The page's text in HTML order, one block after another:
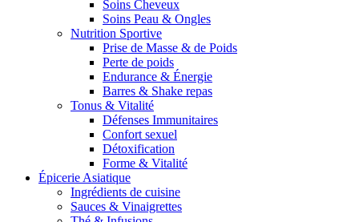
Soins Cheveux
Soins Peau & Ongles
Nutrition Sportive
Prise de Masse & de Poids
Perte de poids
Endurance & Énergie
Barres & Shake repas
Tonus & Vitalité
Défenses Immunitaires
Confort sexuel
Détoxification
Forme & Vitalité
Épicerie Asiatique
Ingrédients de cuisine
Sauces & Vinaigrettes